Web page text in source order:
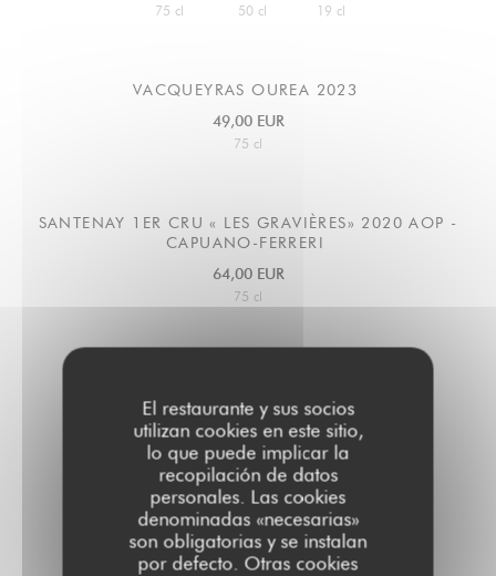
El restaurante y sus socios
utilizan cookies en este sitio,
lo que puede implicar la
recopilación de datos
personales. Las cookies
denominadas «necesarias»
son obligatorias y se instalan
por defecto. Otras cookies
75 cl 50 cl 19 cl
VACQUEYRAS OUREA 2023
49,00 EUR
75 cl
SANTENAY 1ER CRU « LES GRAVIÈRES» 2020 AOP -
CAPUANO-FERRERI
64,00 EUR
75 cl
IGP Joseph Paillé
39,00 EUR
75 cl
26,00 EUR
50cl
ROUSSILLON LA PETITE SŒUR 2022